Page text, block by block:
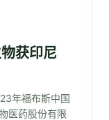
获印尼
年福布斯中国
医药股份有限